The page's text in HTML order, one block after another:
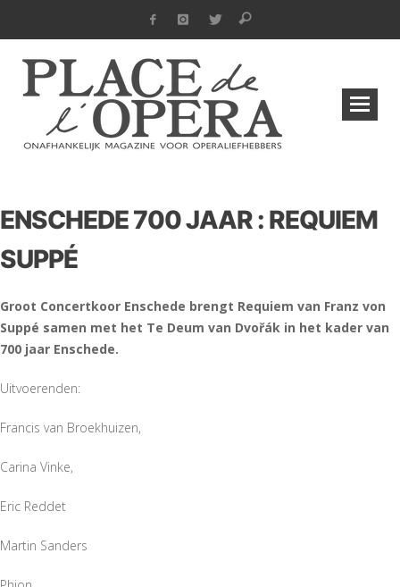
ENSCHEDE 700 JAAR : REQUIEM
SUPPÉ
Groot Concertkoor Enschede brengt Requiem van Franz von
Suppé samen met het Te Deum van Dvořák in het kader van
700 jaar Enschede.
Uitvoerenden:
Francis van Broekhuizen,
Carina Vinke,
Eric Reddet
Martin Sanders